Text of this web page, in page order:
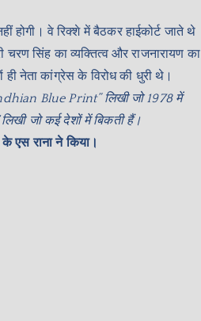
होगी। वे रिक्शे में बैठकर हाईकोर्ट जाते थे
सिंह का व्यक्तित्व और राजनारायण का
नेता कांग्रेस के विरोध की धुरी थे।
Blue Print” लिखी जो 1978 में
जो कई देशों में बिकती हैं।
एस राना ने किया।